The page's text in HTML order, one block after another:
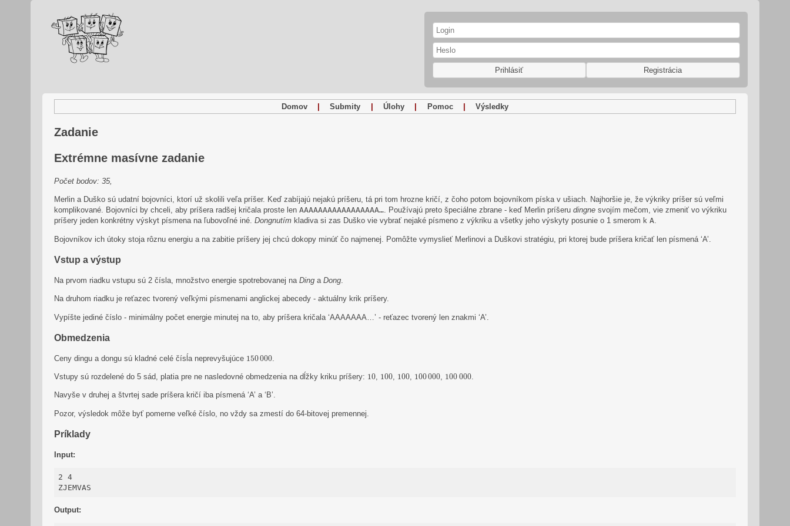
Prihlásiť Registrácia
Domov Submity Úlohy Pomoc Výsledky
Zadanie
Extrémne masívne zadanie
Počet bodov: 35,
Merlin a Duško sú udatní bojovníci, ktorí už skolili veľa príšer. Keď zabíjajú nejakú príšeru, tá pri tom hrozne kričí, z čoho potom bojovníkom píska v ušiach. Najhoršie je, že výkriky príšer sú veľmi
komplikované. Bojovníci by chceli, aby príšera radšej kričala proste len AAAAAAAAAAAAAAAAA…. Používajú preto špeciálne zbrane - keď Merlin príšeru dingne svojím mečom, vie zmeniť vo výkriku
príšery jeden konkrétny výskyt písmena na ľubovoľné iné. Dongnutím kladiva si zas Duško vie vybrať nejaké písmeno z výkriku a všetky jeho výskyty posunie o 1 smerom k A.
Bojovníkov ich útoky stoja rôznu energiu a na zabitie príšery jej chcú dokopy minúť čo najmenej. Pomôžte vymyslieť Merlinovi a Duškovi stratégiu, pri ktorej bude príšera kričať len písmená ‘A’.
Vstup a výstup
Na prvom riadku vstupu sú 2 čísla, množstvo energie spotrebovanej na Ding a Dong
Na druhom riadku je reťazec tvorený veľkými písmenami anglickej abecedy - aktuálny krik príšery.
Vypíšte jediné číslo - minimálny počet energie minutej na to, aby príšera kričala ‘AAAAAAA…’ - reťazec tvorený len znakmi ‘A’.
Obmedzenia
Ceny dingu a dongu sú kladné celé čísĺa neprevyšujúce 150000
150000
Vstupy sú rozdelené do 5 sád, platia pre ne nasledovné obmedzenia na dĺžky kriku príšery: 10
10, 100
100, 100
100, 100000
100000, 100000
100000.
Navyše v druhej a štvrtej sade príšera kričí iba písmená ‘A’ a ‘B’.
Pozor, výsledok môže byť pomerne veľké číslo, no vždy sa zmestí do 64-bitovej premennej.
Príklady
Input:
2 4
ZJEMVAS
Output: